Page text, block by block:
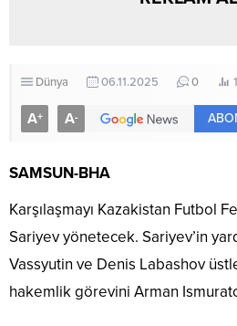
Dünya 06.11.2025 0
A+ A-
SAMSUN-BHA
Karşılaşmayı Kazakistan Futbol
Sariyev yönetecek. Sariyev’in
Vassyutin ve Denis Labashov
hakemlik görevini Arman